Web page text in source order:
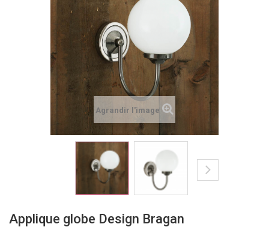
Agrandir l'image
Applique globe Design Bragan